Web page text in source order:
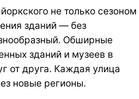
не только сезоном
зданий — без
Обширные
зданий и музеев в
от друга. Каждая улица
новые регионы.